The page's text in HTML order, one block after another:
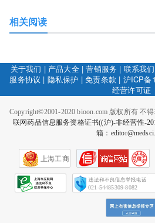
相关阅读
关于我们 | 产品大全|营销服务 | 联系我们
服务协议 | 隐私保护 |免责条款 | 沪ICP备
经营许可证
Copyright©2001-2020 bioon.com 版权所有 不
联网药品信息服务资格证书((沪)-非经营性-
箱：
上海工商
021-54485309-8082